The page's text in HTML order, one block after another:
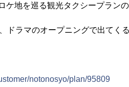
ケ地を巡る観光タクシープラン
ドラマのオープニングで出てく
notonosyo/plan/95809